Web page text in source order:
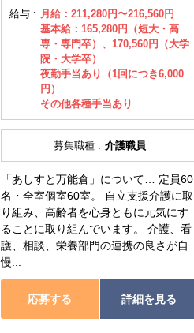
給与 : 月給：211,280円〜216,560円
基本給：165,280円（短大・高
専・専門卒）、170,560円（大学
院・大学卒）
夜勤手当あり（1回につき6,000
円）
その他各種手当あり
募集職種 : 介護職員
「あしすと万能倉」について… 定員60
名・全室個室60室。 自立支援介護に取
り組み、高齢者を心身ともに元気にす
ることに取り組んでいます。 介護、看
護、相談、栄養部門の連携の良さが自
慢...
応募する 詳細を見る